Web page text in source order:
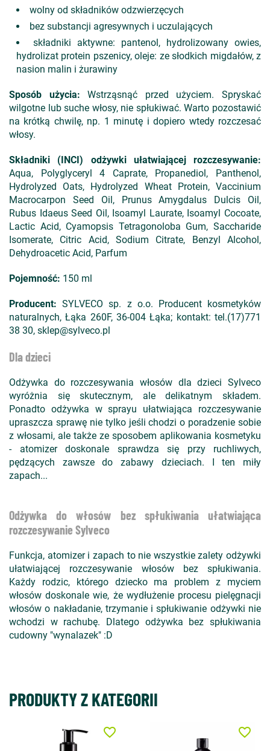
wolny od składników odzwierzęcych
bez substancji agresywnych i uczulających
składniki aktywne: pantenol, hydrolizowany owies,
hydrolizat protein pszenicy, oleje: ze słodkich migdałów, z
nasion malin i żurawiny
Sposób użycia: Wstrząsnąć przed użyciem. Spryskać
wilgotne lub suche włosy, nie spłukiwać. Warto pozostawić
na krótką chwilę, np. 1 minutę i dopiero wtedy rozczesać
włosy.
Składniki (INCI) odżywki ułatwiającej rozczesywanie:
Aqua, Polyglyceryl 4 Caprate, Propanediol, Panthenol,
Hydrolyzed Oats, Hydrolyzed Wheat Protein, Vaccinium
Macrocarpon Seed Oil, Prunus Amygdalus Dulcis Oil,
Rubus Idaeus Seed Oil, Isoamyl Laurate, Isoamyl Cocoate,
Lactic Acid, Cyamopsis Tetragonoloba Gum, Saccharide
Isomerate, Citric Acid, Sodium Citrate, Benzyl Alcohol,
Dehydroacetic Acid, Parfum
Pojemność: 150 ml
Producent: SYLVECO sp. z o.o. Producent kosmetyków
naturalnych, Łąka 260F, 36-004 Łąka; kontakt: tel.(17)771
38 30, sklep@sylveco.pl
Dla dzieci
Odżywka do rozczesywania włosów dla dzieci Sylveco
wyróżnia się skutecznym, ale delikatnym składem.
Ponadto odżywka w sprayu ułatwiająca rozczesywanie
upraszcza sprawę nie tylko jeśli chodzi o poradzenie sobie
z włosami, ale także ze sposobem aplikowania kosmetyku
- atomizer doskonale sprawdza się przy ruchliwych,
pędzących zawsze do zabawy dzieciach. I ten miły
zapach...
Odżywka do włosów bez spłukiwania ułatwiająca
rozczesywanie Sylveco
Funkcja, atomizer i zapach to nie wszystkie zalety odżywki
ułatwiającej rozczesywanie włosów bez spłukiwania.
Każdy rodzic, którego dziecko ma problem z myciem
włosów doskonale wie, że wydłużenie procesu pielęgnacji
włosów o nakładanie, trzymanie i spłukiwanie odżywki nie
wchodzi w rachubę. Dlatego odżywka bez spłukiwania
cudowny "wynalazek" :D
PRODUKTY Z KATEGORII
favorite_border favorite_border